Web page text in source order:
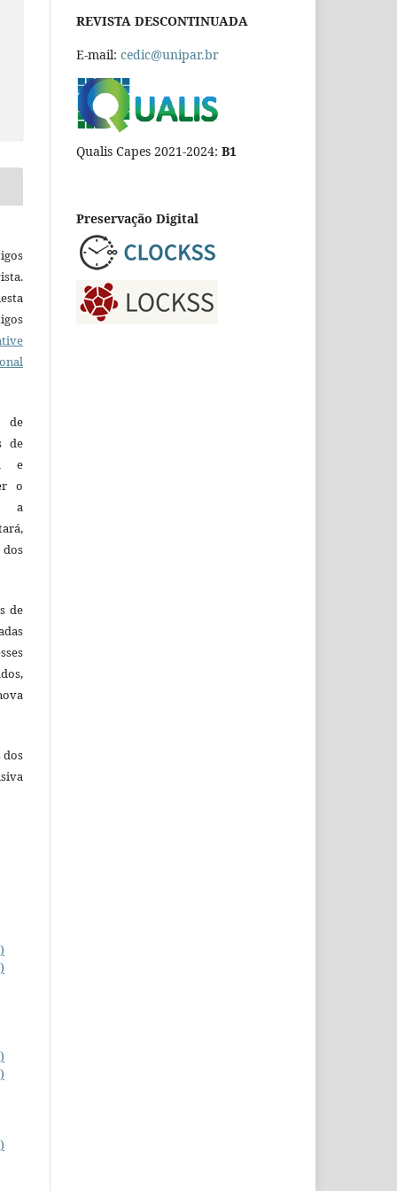
de
de
e
o
a
de
dos
REVISTA DESCONTINUADA
E-mail: cedic@unipar.br
Qualis Capes 2021-2024: B1
Preservação Digital